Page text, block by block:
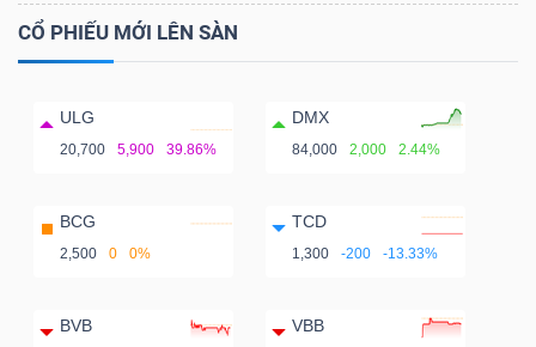
CỔ PHIẾU MỚI LÊN SÀN
ULG
20,700 5,900 39.86%
DMX
84,000 2,000 2.44%
BCG
2,500 0 0%
TCD
1,300 -200 -13.33%
BVB VBB